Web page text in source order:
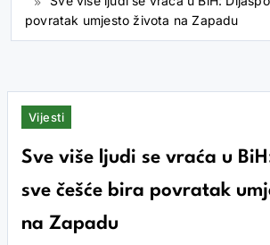
povratak umjesto života na Zapadu
Vijesti
Sve više ljudi se vraća u
sve češće bira povratak
na Zapadu